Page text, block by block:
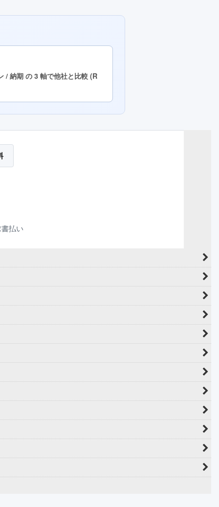
/ 納期 の 3 軸で他社と比較 (R
払い